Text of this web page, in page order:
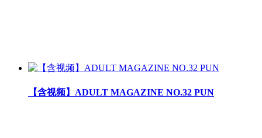
【含视频】ADULT MAGAZINE NO.32 PUN